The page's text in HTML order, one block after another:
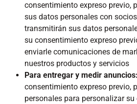
consentimiento expreso previo,
sus datos personales con
transmitirán sus datos
su consentimiento expreso
enviarle comunicaciones de
nuestros productos y servicios
Para entregar y medir anuncios:
consentimiento expreso previo,
personales para personalizar su